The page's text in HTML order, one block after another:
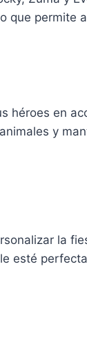
que permite
héroes en
y
la
esté